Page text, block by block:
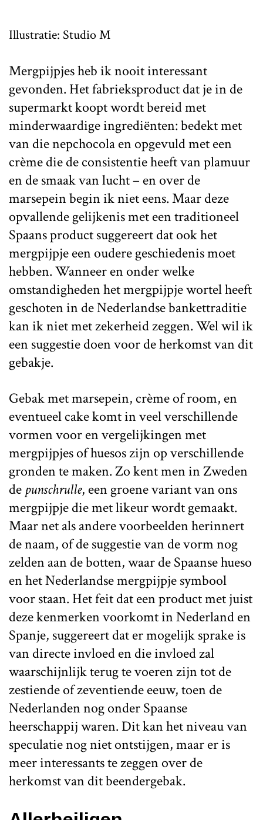
Illustratie: Studio M
Mergpijpjes heb ik nooit interessant
gevonden. Het fabrieksproduct dat je in de
supermarkt koopt wordt bereid met
minderwaardige ingrediënten: bedekt met
van die nepchocola en opgevuld met een
crème die de consistentie heeft van plamuur
en de smaak van lucht – en over de
marsepein begin ik niet eens. Maar deze
opvallende gelijkenis met een traditioneel
Spaans product suggereert dat ook het
mergpijpje een oudere geschiedenis moet
hebben. Wanneer en onder welke
omstandigheden het mergpijpje wortel heeft
geschoten in de Nederlandse bankettraditie
kan ik niet met zekerheid zeggen. Wel wil ik
een suggestie doen voor de herkomst van dit
gebakje.
Gebak met marsepein, crème of room, en
eventueel cake komt in veel verschillende
vormen voor en vergelijkingen met
mergpijpjes of huesos zijn op verschillende
gronden te maken. Zo kent men in Zweden
de punschrulle, een groene variant van ons
mergpijpje die met likeur wordt gemaakt.
Maar net als andere voorbeelden herinnert
de naam, of de suggestie van de vorm nog
zelden aan de botten, waar de Spaanse hueso
en het Nederlandse mergpijpje symbool
voor staan. Het feit dat een product met juist
deze kenmerken voorkomt in Nederland en
Spanje, suggereert dat er mogelijk sprake is
van directe invloed en die invloed zal
waarschijnlijk terug te voeren zijn tot de
zestiende of zeventiende eeuw, toen de
Nederlanden nog onder Spaanse
heerschappij waren. Dit kan het niveau van
speculatie nog niet ontstijgen, maar er is
meer interessants te zeggen over de
herkomst van dit beendergebak.